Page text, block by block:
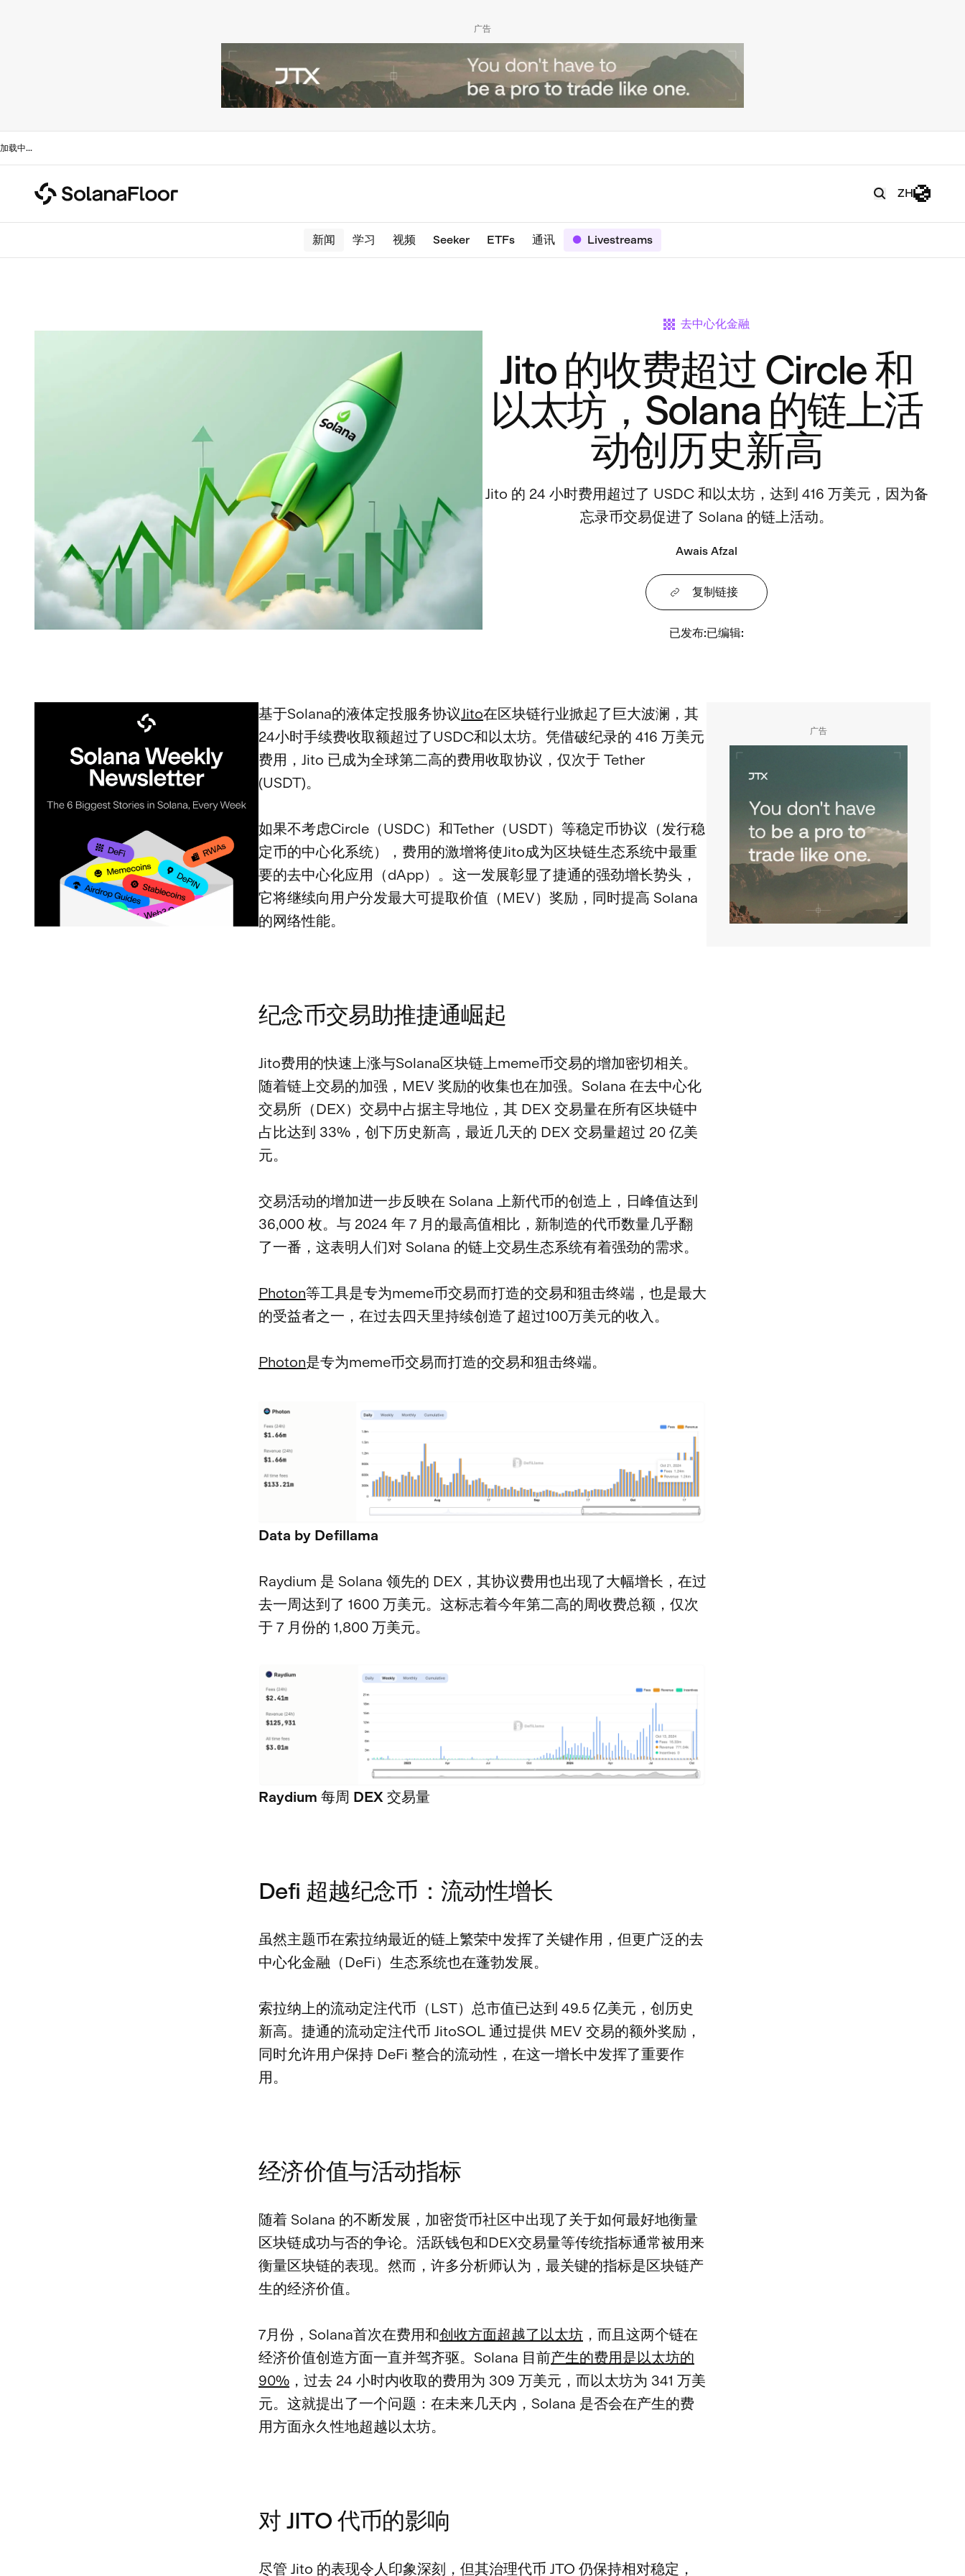
广告
加载中...
ZH
新闻 学习 视频 Seeker ETFs 通讯 Livestreams
去中心化金融
Jito 的收费超过 Circle 和
以太坊，Solana 的链上活
动创历史新高
Jito 的 24 小时费用超过了 USDC 和以太坊，达到 416 万美元，因为备
忘录币交易促进了 Solana 的链上活动。
Awais Afzal
复制链接
已发布:已编辑:
基于Solana的液体定投服务协议Jito在区块链行业掀起了巨大波澜，其
24小时手续费收取额超过了USDC和以太坊。凭借破纪录的 416 万美元
费用，Jito 已成为全球第二高的费用收取协议，仅次于 Tether
(USDT)。
如果不考虑Circle（USDC）和Tether（USDT）等稳定币协议（发行稳
定币的中心化系统），费用的激增将使Jito成为区块链生态系统中最重
要的去中心化应用（dApp）。这一发展彰显了捷通的强劲增长势头，
它将继续向用户分发最大可提取价值（MEV）奖励，同时提高 Solana
的网络性能。
纪念币交易助推捷通崛起
Jito费用的快速上涨与Solana区块链上meme币交易的增加密切相关。
随着链上交易的加强，MEV 奖励的收集也在加强。Solana 在去中心化
交易所（DEX）交易中占据主导地位，其 DEX 交易量在所有区块链中
占比达到 33%，创下历史新高，最近几天的 DEX 交易量超过 20 亿美
元。
交易活动的增加进一步反映在 Solana 上新代币的创造上，日峰值达到
36,000 枚。与 2024 年 7 月的最高值相比，新制造的代币数量几乎翻
了一番，这表明人们对 Solana 的链上交易生态系统有着强劲的需求。
Photon等工具是专为meme币交易而打造的交易和狙击终端，也是最大
的受益者之一，在过去四天里持续创造了超过100万美元的收入。
Photon是专为meme币交易而打造的交易和狙击终端。
Data by Defillama
Raydium 是 Solana 领先的 DEX，其协议费用也出现了大幅增长，在过
去一周达到了 1600 万美元。这标志着今年第二高的周收费总额，仅次
于 7 月份的 1,800 万美元。
Raydium 每周 DEX 交易量
Defi 超越纪念币：流动性增长
虽然主题币在索拉纳最近的链上繁荣中发挥了关键作用，但更广泛的去
中心化金融（DeFi）生态系统也在蓬勃发展。
索拉纳上的流动定注代币（LST）总市值已达到 49.5 亿美元，创历史
新高。捷通的流动定注代币 JitoSOL 通过提供 MEV 交易的额外奖励，
同时允许用户保持 DeFi 整合的流动性，在这一增长中发挥了重要作
用。
经济价值与活动指标
随着 Solana 的不断发展，加密货币社区中出现了关于如何最好地衡量
区块链成功与否的争论。活跃钱包和DEX交易量等传统指标通常被用来
衡量区块链的表现。然而，许多分析师认为，最关键的指标是区块链产
生的经济价值。
7月份，Solana首次在费用和创收方面超越了以太坊 ，而且这两个链在
经济价值创造方面一直并驾齐驱。Solana 目前产生的费用是以太坊的
90% ，过去 24 小时内收取的费用为 309 万美元，而以太坊为 341 万美
元。这就提出了一个问题：在未来几天内，Solana 是否会在产生的费
用方面永久性地超越以太坊。
对 JITO 代币的影响
尽管 Jito 的表现令人印象深刻，但其治理代币 JTO 仍保持相对稳定，
广告